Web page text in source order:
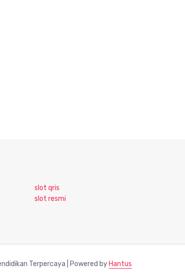
slot qris
slot resmi
Terpercaya | Powered by Hantus